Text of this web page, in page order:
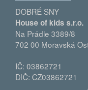
DOBRÉ SNY
House of kids s.r.o.
Na Prádle 3389/8
702 00 Moravská
IČ: 03862721
DIČ: CZ03862721